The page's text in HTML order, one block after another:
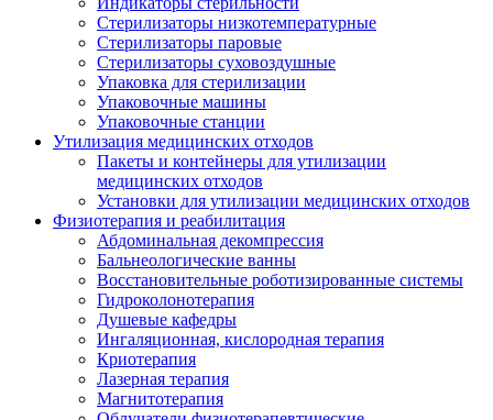
Стерилизаторы низкотемпературные
Стерилизаторы паровые
Стерилизаторы суховоздушные
Упаковка для стерилизации
Упаковочные машины
Упаковочные станции
Утилизация медицинских отходов
Пакеты и контейнеры для утилизации
медицинских отходов
Установки для утилизации медицинских отходов
Физиотерапия и реабилитация
Абдоминальная декомпрессия
Бальнеологические ванны
Восстановительные роботизированные системы
Гидроколонотерапия
Душевые кафедры
Ингаляционная, кислородная терапия
Криотерапия
Лазерная терапия
Магнитотерапия